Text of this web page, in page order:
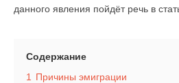
данного явления пойдёт речь в
Содержание
1
Причины эмиграции